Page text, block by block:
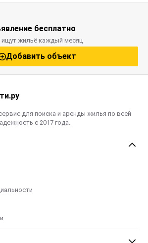
бесплатно
ищут жильё каждый месяц
Добавить объект
для поиска и аренды жилья по всей
с 2017 года.